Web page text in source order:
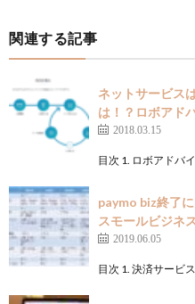
関連する記事
ネットサービス
は！？ロボアド
2018.03.15
目次 1. ロボアドバ
paymo biz終了
スモールビジネ
2019.06.05
目次 1. 決済サービ